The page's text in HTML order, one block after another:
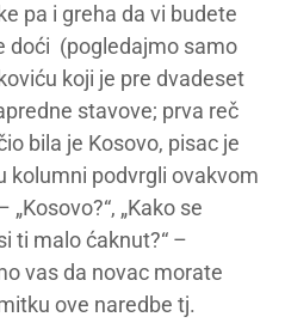
pa i greha da vi budete
doći (pogledajmo samo
koji je pre dvadeset
stavove; prva reč
bila je Kosovo, pisac je
kolumni podvrgli ovakvom
„Kosovo?“, „Kako se
ti malo ćaknut?“ –
vas da novac morate
ove naredbe tj.